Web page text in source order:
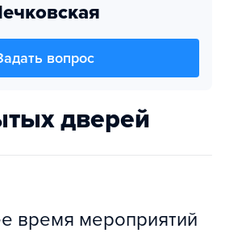
вопрос
дверей
время мероприятий